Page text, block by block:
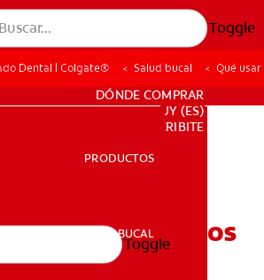
Toggle
SALUD BUCAL
PARA PROFESIONALES
DÓNDE COMPRAR
UY (ES)
SUSCRIBITE
PRODUCTOS
SALUD BUCAL
Toggle
Dental | Colgate® Salud bucal Qué
la
dental en niños